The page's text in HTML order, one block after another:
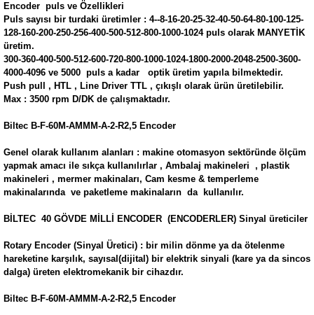
Encoder puls ve Özellikleri
Puls sayısı bir turdaki üretimler : 4--8-16-20-25-32-40-50-64-80-100-125-
128-160-200-250-256-400-500-512-800-1000-1024 puls olarak MANYETİK
üretim.
300-360-400-500-512-600-720-800-1000-1024-1800-2000-2048-2500-3600-
4000-4096 ve 5000 puls a kadar optik üretim yapıla bilmektedir.
Push pull , HTL , Line Driver TTL , çıkışlı olarak ürün üretilebilir.
Max : 3500 rpm D/DK de çalışmaktadır.
Biltec B-F-60M-AMMM-A-2-R2,5 Encoder
Genel olarak kullanım alanları : makine otomasyon sektöründe ölçüm
yapmak amacı ile sıkça kullanılırlar , Ambalaj makineleri , plastik
makineleri , mermer makinaları, Cam kesme & temperleme
makinalarında ve paketleme makinaların da kullanılır.
BİLTEC 40 GÖVDE MİLLİ ENCODER (ENCODERLER) Sinyal üreticiler
Rotary Encoder (Sinyal Üretici) : bir milin dönme ya da ötelenme
hareketine karşılık, sayısal(dijital) bir elektrik sinyali (kare ya da sincos
dalga) üreten elektromekanik bir cihazdır.
Biltec B-F-60M-AMMM-A-2-R2,5 Encoder